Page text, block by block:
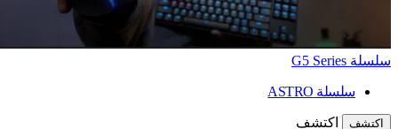
سلسلة G5 Series
سلسلة ASTRO
اكتشف اكتشف